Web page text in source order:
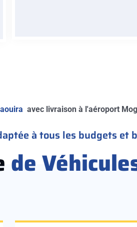
avec livraison à l'aéroport
à tous les budgets et
de